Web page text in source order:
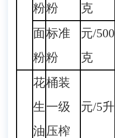
粉粉
克
面
粉
标准
粉
元/500
克
花
生
油
桶装
一级
压榨
元/5升